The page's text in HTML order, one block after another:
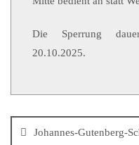
Die Sperrung
20.10.2025.
Johannes-Gutenberg-